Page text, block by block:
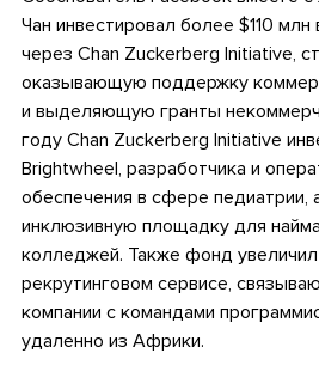
Чан инвестировал более $110 млн
через Chan Zuckerberg Initiative,
оказывающую поддержку
и выделяющую гранты
году Chan Zuckerberg Initiative
Brightwheel, разработчика и
обеспечения в сфере педиатрии,
инклюзивную площадку для
колледжей. Также фонд
рекрутинговом сервисе,
компании с командами
удаленно из Африки.